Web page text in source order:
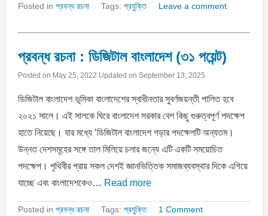
Posted in প্রবন্ধ রচনা Tags: প্রযুক্তি Leave a comment
প্রবন্ধ রচনা : ডিজিটাল বাংলাদেশ (৩১ পয়েন্ট)
Posted on May 25, 2022 Updated on September 13, 2025
ডিজিটাল বাংলাদেশ ভূমিকা বাংলাদেশের স্বাধীনতার সুবর্ণজয়ন্তী পালিত হবে
২০২১ সালে। এই সালকে ঘিরে বাংলাদেশ সরকার বেশ কিছু গুরুত্বপূর্ণ পদক্ষেপ
হাতে নিয়েছে। যার মধ্যে ‘ডিজিটাল বাংলাদেশ গড়ার পদক্ষেপটি অন্যতম।
উন্নত দেশসমূহের সঙ্গে তাল মিলিয়ে চলার জন্যে এটি একটি সময়ােচিত
পদক্ষেপ। পৃথিবীর প্রায় সকল দেশই জ্ঞানভিত্তিক সমাজব্যবস্থার দিকে এগিয়ে
যাচ্ছে এবং বাংলাদেশকেও… Read more
Posted in প্রবন্ধ রচনা Tags: প্রযুক্তি 1 Comment